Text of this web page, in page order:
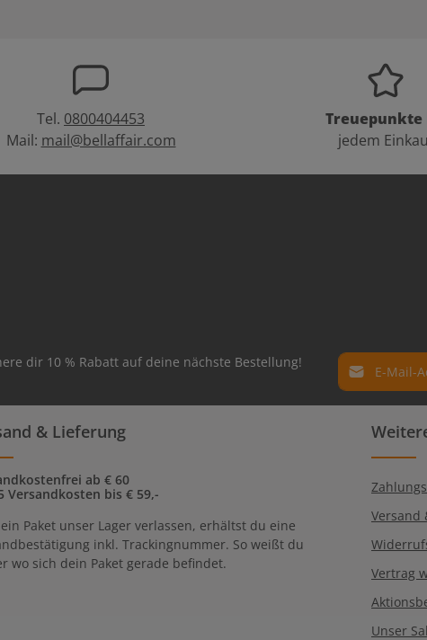
Tel. 0800404453
Mail: mail@bellaffair.com
Treuepunkte
jedem
dir 10 % Rabatt auf deine nächste Bestellung! E-Mail-Adresse*
Datenschutz
Ich habe die
Die mit einem
Pflichtfelder.
& Lieferung
ab € 60
Versandkosten bis € 59,-
Paket unser Lager verlassen, erhältst du eine
inkl. Trackingnummer. So weißt du
wo sich dein Paket gerade befindet.
Versand
Vertrag
Unser